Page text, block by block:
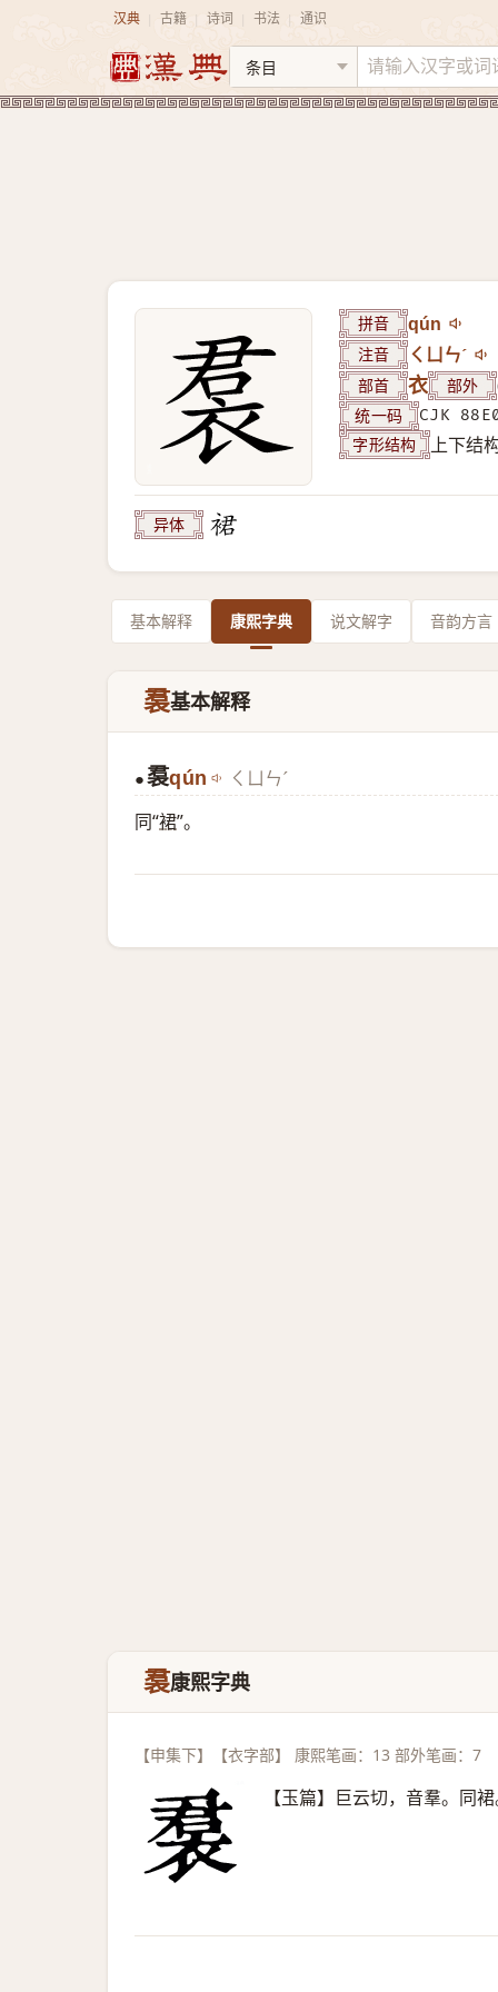
汉典 古籍 诗词 书法 通识
拼音 qún
注音 ㄑㄩㄣˊ
部首 衣 部外
统一码 CJK
字形结构 上下结
异体
基本解释 康熙字典 说文解字 音韵方言
裠基本解释
● 裠qún ㄑㄩㄣˊ
同“裙”。
裠康熙字典
【申集下】【衣字部】 康熙笔画：13 部外笔画：7
【玉篇】巨云切，音羣。同裙